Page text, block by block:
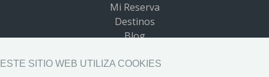
Mi Reserva
Destinos
Blog
Ayuda
ESTE SITIO WEB UTILIZA COOKIES